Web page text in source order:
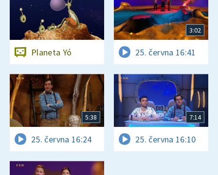
Planeta Yó
3:02
25. června 16:41
5:38
25. června 16:24
7:14
25. června 16:10